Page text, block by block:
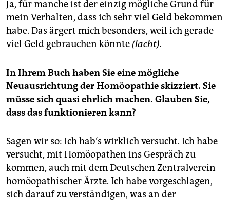
Ja, für manche ist der einzig mögliche Grund für
mein Verhalten, dass ich sehr viel Geld bekommen
habe. Das ärgert mich besonders, weil ich gerade
viel Geld gebrauchen könnte (lacht).
In Ihrem Buch haben Sie eine mögliche
Neuausrichtung der Homöopathie skizziert. Sie
müsse sich quasi ehrlich machen. Glauben Sie,
dass das funktionieren kann?
Sagen wir so: Ich hab‘s wirklich versucht. Ich habe
versucht, mit Homöopathen ins Gespräch zu
kommen, auch mit dem Deutschen Zentralverein
homöopathischer Ärzte. Ich habe vorgeschlagen,
sich darauf zu verständigen, was an der